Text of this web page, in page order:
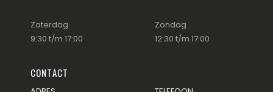
Zaterdag
9:30 t/m 17:00
Zondag
12:30 t/m 17:00
CONTACT